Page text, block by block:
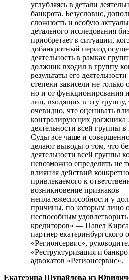
углубляясь в детали
банкрота. Безусловно,
сложность и особую
детального исследования
приобретает в ситуации,
добанкротный период
деятельность в рамках
должник входил в группу
результаты его
степени зависели не только
но и от функционирования
лиц, входящих в эту группу,
очевидно, что оценивать
контролирующих должника
деятельности всей группы
Суды все чаще и
делают выводы о том, что
деятельности всей группы
невозможно определить не
влияния действий
привлекаемого к
возникновение признаков
неплатежеспособности у
причины, по которым лицо
неспособным удовлетворить
кредиторов» — Павел
партнер екатеринбургского
«Регионсервис»,
«Реструктуризация и
адвокатов «Регионсервис».
Екатерина Шунайлова из